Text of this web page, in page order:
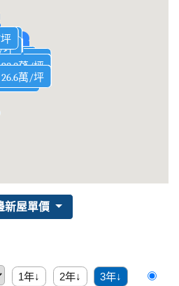
光洲耘海
35.3萬/坪
39.1萬/坪
萬/坪
34.2萬/坪
萬/坪
36.9萬/坪
36.9萬/坪
坪
坪
36.9萬/坪
38.3萬/坪
38.3萬/坪
37萬/坪
坪
33.3萬/坪
38.8萬/坪
38.1萬/坪
30.3萬/坪
坪
34.3萬/坪
38.7萬/坪
34.3萬/坪
40.5萬/坪
坪
34.7萬/坪
坪
35萬/坪
坪
33萬/坪
坪
33.3萬/坪
34.3萬/坪
34.7萬/坪
32.3萬/坪
32.3萬/坪
34.9萬/坪
33.6萬/坪
坪
坪
坪
33.1萬/坪
29.7萬/坪
坪
31.5萬/坪
33萬/坪
32.4萬/坪
坪
坪
坪
31.8萬/坪
33萬/坪
32.7萬/坪
坪
32萬/坪
坪
31.7萬/坪
坪
31.6萬/坪
32.5萬/坪
33.7萬/坪
坪
坪
坪
坪
31.3萬/坪
坪
30.3萬/坪
/坪
29.1萬/坪
30.3萬/坪
34.5萬/坪
31.2萬/坪
33.6萬/坪
29.5萬/坪
/坪
/坪
坪
坪
坪
坪
31萬/坪
29.7萬/坪
30.9萬/坪
29.8萬/坪
30.3萬/坪
坪
30.2萬/坪
32.5萬/坪
27.7萬/坪
35.8萬/坪
30.2萬/坪
坪
32.5萬/坪
30.4萬/坪
坪
坪
30.1萬/坪
31.3萬/坪
30.7萬/坪
33.7萬/坪
29.6萬/坪
坪
坪
坪
30.2萬/坪
35.7萬/坪
坪
坪
29萬/坪
29.4萬/坪
坪
30.1萬/坪
32.7萬/坪
坪
31萬/坪
26.7萬/坪
28萬/坪
29.2萬/坪
32.1萬/坪
35.8萬/坪
坪
29.8萬/坪
坪
35.1萬/坪
35.6萬/坪
29.8萬/坪
30.2萬/坪
坪
30.7萬/坪
30萬/坪
28.4萬/坪
29.1萬/坪
28.8萬/坪
30.9萬/坪
29.3萬/坪
20萬/坪
29.6萬/坪
31.5萬/坪
28.6萬/坪
26.6萬/坪
26.2萬/坪
30.5萬/坪
29.3萬/坪
28.9萬/坪
29.4萬/坪
29萬/坪
30.3萬/坪
28.4萬/坪
29.5萬/坪
32.6萬/坪
29.3萬/坪
31.3萬/坪
30.1萬/坪
29.5萬/坪
28.2萬/坪
33.1萬/坪
29.9萬/坪
29.4萬/坪
26.6萬/坪
新屋單價
1年↓ 2年↓ 3年↓